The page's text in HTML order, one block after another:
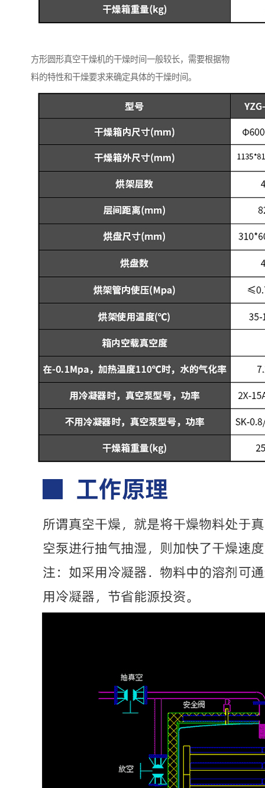
方形圆形真空干燥机的干燥时间一般较长，需要根据物
料的特性和干燥要求来确定具体的干燥时间。